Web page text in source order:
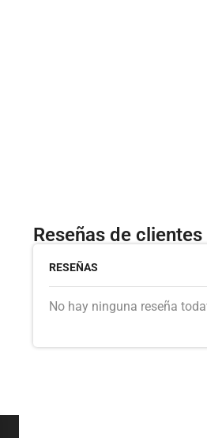
Reseñas de clientes
RESEÑAS
No hay ninguna reseña